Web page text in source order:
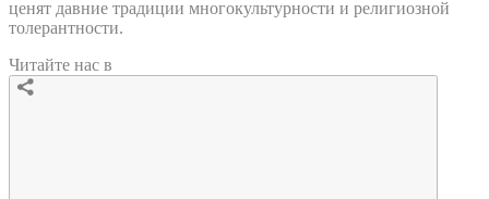
ценят давние традиции многокультурности и религиозной
толерантности.
Читайте нас в